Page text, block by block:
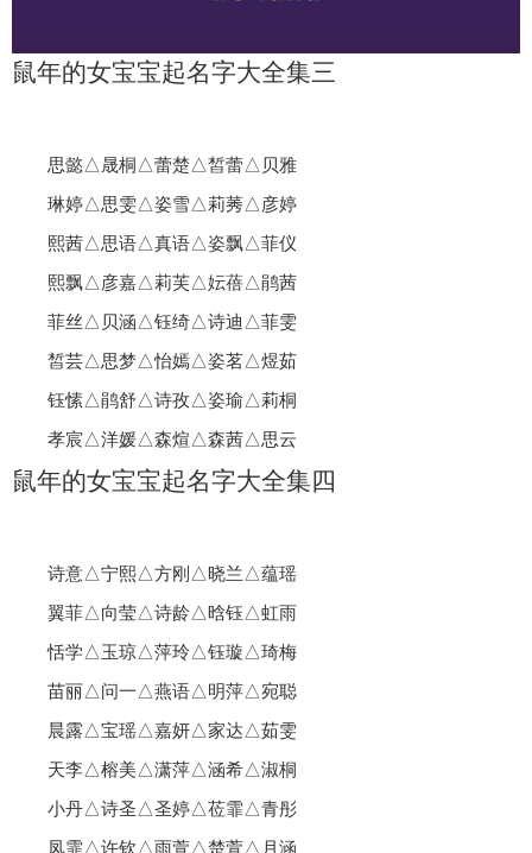
鼠年的女宝宝起名字大全集三
思懿△晟桐△蕾楚△皙蕾△贝雅
琳婷△思雯△姿雪△莉莠△彦婷
熙茜△思语△真语△姿飘△菲仪
熙飘△彦嘉△莉芙△妘蓓△鹃茜
菲丝△贝涵△钰绮△诗迪△菲雯
皙芸△思梦△怡嫣△姿茗△煜茹
钰愫△鹃舒△诗孜△姿瑜△莉桐
孝宸△洋媛△森煊△森茜△思云
鼠年的女宝宝起名字大全集四
诗意△宁熙△方刚△晓兰△蕴瑶
翼菲△向莹△诗龄△晗钰△虹雨
恬学△玉琼△萍玲△钰璇△琦梅
苗丽△问一△燕语△明萍△宛聪
晨露△宝瑶△嘉妍△家达△茹雯
天李△榕美△潇萍△涵希△淑桐
小丹△诗圣△圣婷△莅霏△青彤
凤霏△许钦△雨萱△楚萱△月涵